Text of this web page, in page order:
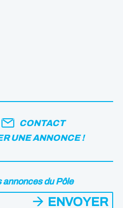
CONTACT
UNE ANNONCE !
annonces du Pôle
ENVOYER